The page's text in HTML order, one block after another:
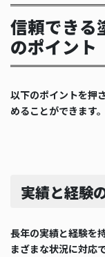
信頼できる
のポイント
以下のポイントを押
めることができます。
実績と経験
長年の実績と経験を
まざまな状況に対応